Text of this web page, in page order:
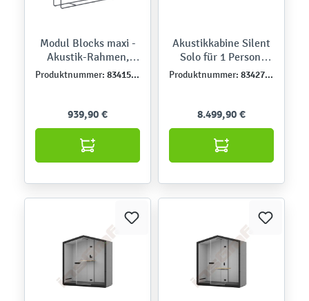
Modul Blocks maxi -
Akustik-Rahmen,
grau
Produktnummer: 834158-1
939,90 €
Akustikkabine Silent
Solo für 1 Person,
grau
Produktnummer: 834272DE
8.499,90 €